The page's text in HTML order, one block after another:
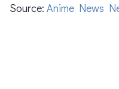
Source: Anime News